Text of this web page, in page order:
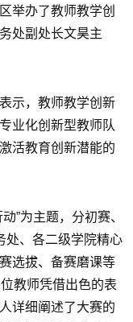
举办了教师教学创
处副处长文昊主
示，教师教学创新
业化创新型教师队
活教育创新潜能的
”为主题，分初赛、
处、各二级学院精心
选拔、备赛磨课等
教师凭借出色的表
详细阐述了大赛的